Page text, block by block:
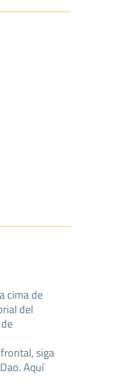
cima de
del
siga
Aquí